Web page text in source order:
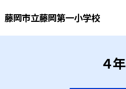
藤岡市立藤岡第一小学校
４年